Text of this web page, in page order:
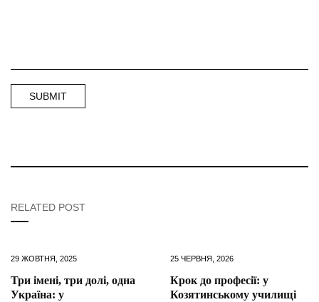
RELATED POST
29 ЖОВТНЯ, 2025
Три імені, три долі, одна
Україна: у
25 ЧЕРВНЯ, 2026
Крок до професії: у
Козятинському училищі